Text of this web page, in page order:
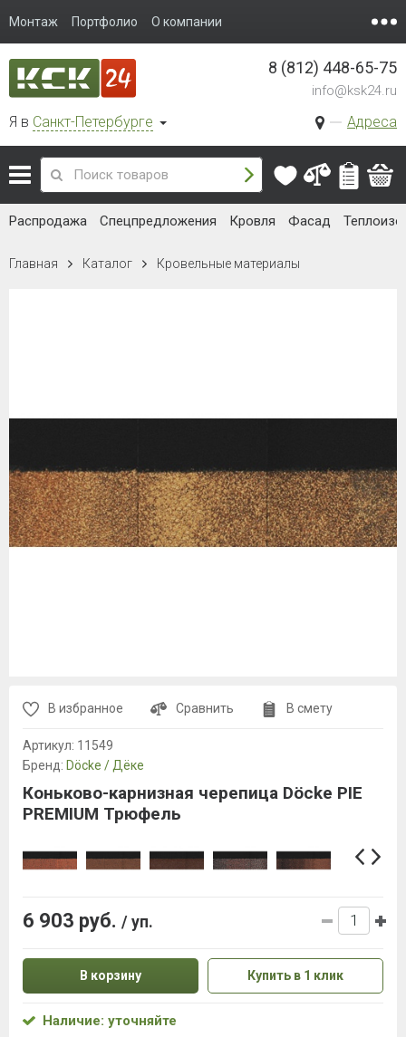
Монтаж Портфолио О компании
Я в Санкт-Петербурге Адреса
8 (812) 448-65-75
info@ksk24.ru
Распродажа Спецпредложения Кровля Фасад
Главная Каталог Кровельные материалы
В избранное Сравнить В смету
Артикул: 11549
Бренд: Döcke / Дёке
Коньково-карнизная черепица Döcke PIE
PREMIUM Трюфель
6 903 руб. / уп.
В корзину Купить в 1 клик
Наличие: уточняйте